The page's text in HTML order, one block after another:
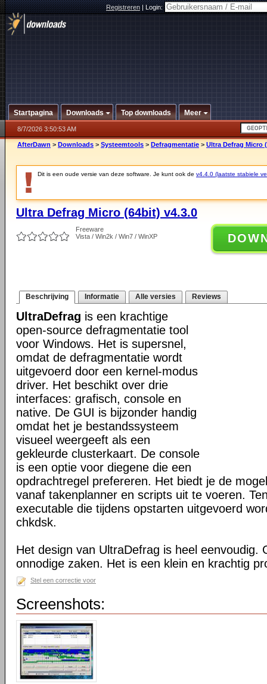
Registreren|Login:
Startpagina Downloads Top downloads Meer
8/7/2026 3:50:53 AM
AfterDawn > Downloads > Systeemtools > Defragmentatie > Ultra Defrag Micro
Dit is een oude versie van deze software. Je kunt ook de v4.4.0 (laatste stabiele
Ultra Defrag Micro (64bit) v4.3.0
Freeware
Vista / Win2k / Win7 / WinXP
Beschrijving Informatie Alle versies Reviews
UltraDefrag is een krachtige
open-source defragmentatie tool
voor Windows. Het is supersnel,
omdat de defragmentatie wordt
uitgevoerd door een kernel-modus
driver. Het beschikt over drie
interfaces: grafisch, console en
native. De GUI is bijzonder handig
omdat het je bestandssysteem
visueel weergeeft als een
gekleurde clusterkaart. De console
is een optie voor diegene die een
opdrachtregel prefereren. Het biedt je de
vanaf takenplanner en scripts uit te voeren.
executable die tijdens opstarten uitgevoerd
chkdsk.
Het design van UltraDefrag is heel eenvoudig.
onnodige zaken. Het is een klein en krachtig
Stel een correctie voor
Screenshots: